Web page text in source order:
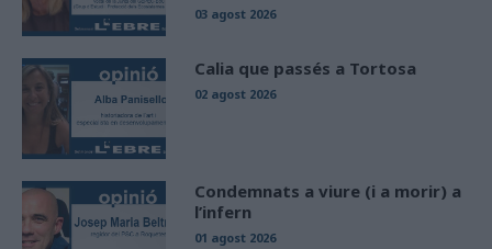
03 agost 2026
Calia que passés a Tortosa
02 agost 2026
Condemnats a viure (i a morir) a
l’infern
01 agost 2026